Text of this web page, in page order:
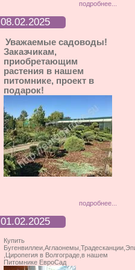
подробнее...
08.02.2025
Уважаемые садоводы!
Заказчикам,
приобретающим
растения в нашем
питомнике, проект в
подарок!
подробнее...
01.02.2025
Купить
,Циропегия в Волгограде,в нашем
Питомнике ЕвроСад